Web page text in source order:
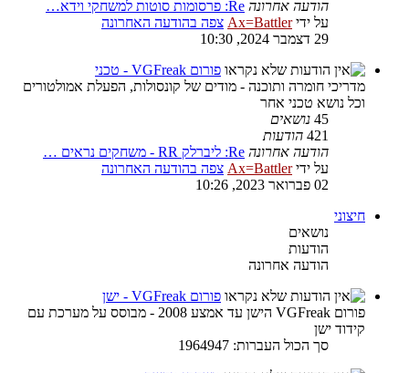
הודעה אחרונה Re: פרסומות סוטות למשחקי וידא…
על ידיAx=Battler צפה בהודעה האחרונה
29 דצמבר 2024, 10:30
פורום VGFreak - טכני
מדריכי חומרה ותוכנה - מודים של קונסולות, הפעלת אמולטורים
וכל נושא טכני אחר
45 נושאים
421 הודעות
הודעה אחרונה Re: ליברלק RR - משחקים נראים …
על ידיAx=Battler צפה בהודעה האחרונה
02 פברואר 2023, 10:26
חיצוני
נושאים
הודעות
הודעה אחרונה
פורום VGFreak - ישן
פורום VGFreak הישן עד אמצע 2008 - מבוסס על מערכת עם
קידוד ישן
סך הכול העברות: 1964947